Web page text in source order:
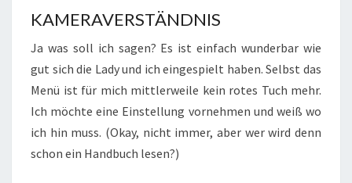
KAMERAVERSTÄNDNIS
Ja was soll ich sagen? Es ist einfach wunderbar wie
gut sich die Lady und ich eingespielt haben. Selbst das
Menü ist für mich mittlerweile kein rotes Tuch mehr.
Ich möchte eine Einstellung vornehmen und weiß wo
ich hin muss. (Okay, nicht immer, aber wer wird denn
schon ein Handbuch lesen?)